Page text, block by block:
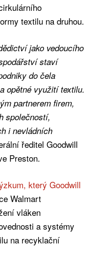
textilu na druhou.
jako vedoucího
staví
do čela
opětné využití textilu.
partnerem firem,
společností,
i nevládních
ředitel Goodwill
Preston.
který Goodwill
Walmart
vláken
a systémy
na recyklační